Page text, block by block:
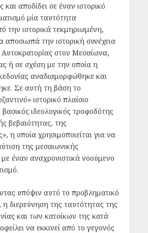
και αποδίδει σε έναν ιστορικό
μία ταυτότητα
την ιστορικά τεκμηριωμένη,
αποσιωπά την ιστορική συνέχεια
στον Μεσαίωνα,
ή σε σχέση με την οποία η
αναδιαμορφώθηκε και
Σε αυτή τη βάση το
ιστορικό πλαίσιο
βασικός ιδεολογικός τροφοδότης
βεβαιότητας, της
η οποία χρησιμοποιείται για να
της μεσαιωνικής
έναν αναχρονιστικά νοούμενο
υπόψιν αυτό το προβληματικό
η διερεύνηση της ταυτότητας της
και των κατοίκων της κατά
να εκκινεί από το γεγονός